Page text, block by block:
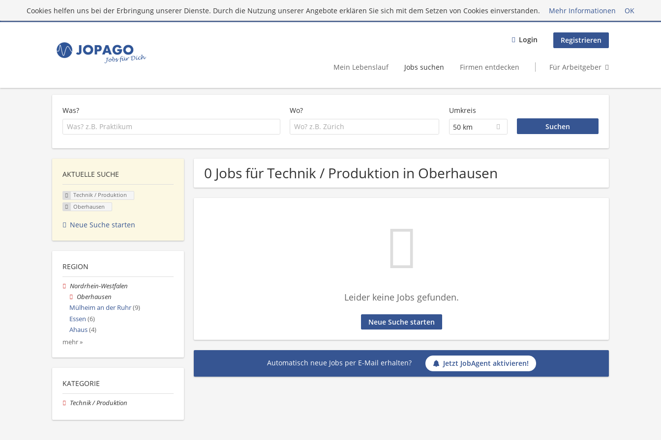
Cookies helfen uns bei der Erbringung unserer Dienste. Durch die Nutzung unserer Angebote erklären Sie sich mit dem Setzen von Cookies einverstanden. Mehr Informationen OK
Login Registrieren
Mein Lebenslauf Jobs suchen Firmen entdecken Für Arbeitgeber
Was? Wo?
Umkreis
50 km
0 Jobs für Technik / Produktion in Oberhausen
Leider keine Jobs gefunden.
Neue Suche starten
Automatisch neue Jobs per E-Mail erhalten? Jetzt JobAgent aktivieren!
AKTUELLE SUCHE
Technik / Produktion
Oberhausen
Neue Suche starten
REGION
Nordrhein-Westfalen
Oberhausen
Mülheim an der Ruhr(9)
Essen (6)
Ahaus(4)
mehr »
KATEGORIE
Technik / Produktion